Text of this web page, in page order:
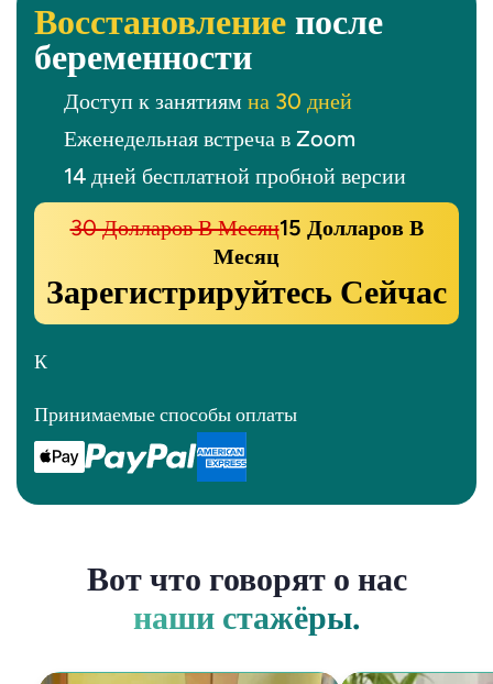
Восстановление после
беременности
Доступ к занятиям на 30 дней
Еженедельная встреча в Zoom
14 дней бесплатной пробной версии
30 Долларов В Месяц15 Долларов В
Месяц
Зарегистрируйтесь Сейчас
К
Принимаемые способы оплаты
Вот что говорят о нас
наши стажёры.